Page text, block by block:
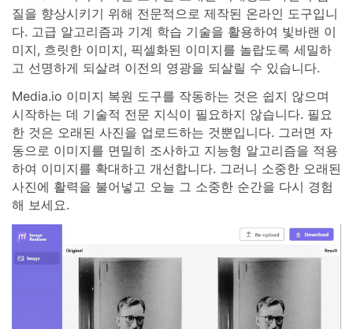
질을 향상시키기 위해 전문적으로 제작된 온라인 도구입니
다. 고급 알고리즘과 기계 학습 기술을 활용하여 빛바랜 이
미지, 흐릿한 이미지, 픽셀화된 이미지를 놀랍도록 세밀하
고 선명하게 되살려 이전의 영광을 되살릴 수 있습니다.
Media.io 이미지 복원 도구를 작동하는 것은 쉽지 않으며
시작하는 데 기술적 전문 지식이 필요하지 않습니다. 필요
한 것은 오래된 사진을 업로드하는 것뿐입니다. 그러면 자
동으로 이미지를 면밀히 조사하고 지능형 알고리즘을 적용
하여 이미지를 확대하고 개선합니다. 그러니 소중한 오래된
사진에 활력을 불어넣고 오늘 그 소중한 순간을 다시 경험
해 보세요.